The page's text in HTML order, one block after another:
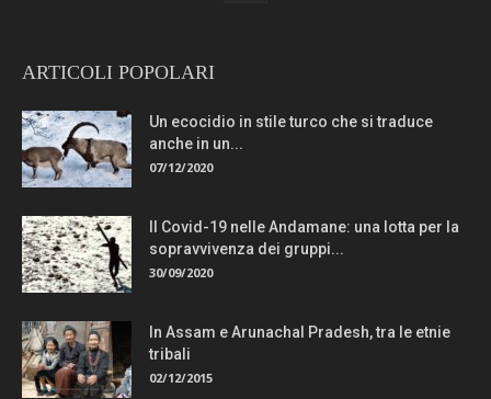
ARTICOLI POPOLARI
Un ecocidio in stile turco che si traduce
anche in un...
07/12/2020
Il Covid-19 nelle Andamane: una lotta per la
sopravvivenza dei gruppi...
30/09/2020
In Assam e Arunachal Pradesh, tra le etnie
tribali
02/12/2015